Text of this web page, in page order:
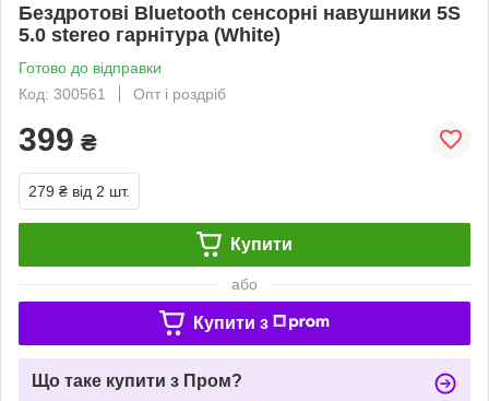
Бездротові Bluetooth сенсорні навушники 5S
5.0 stereo гарнітура (White)
Готово до відправки
Код: 300561
Опт і роздріб
399 ₴
279 ₴ від 2 шт.
Купити
або
Купити з
Що таке купити з Пром?